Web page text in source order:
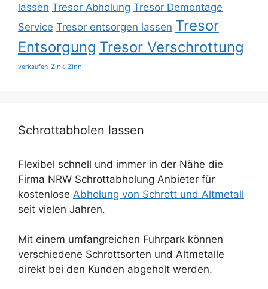
lassen Tresor Abholung Tresor Demontage
Service Tresor entsorgen lassen Tresor
Entsorgung Tresor Verschrottung
verkaufen Zink Zinn
Schrottabholen lassen
Flexibel schnell und immer in der Nähe die
Firma NRW Schrottabholung Anbieter für
kostenlose Abholung von Schrott und Altmetall
seit vielen Jahren.
Mit einem umfangreichen Fuhrpark können
verschiedene Schrottsorten und Altmetalle
direkt bei den Kunden abgeholt werden.